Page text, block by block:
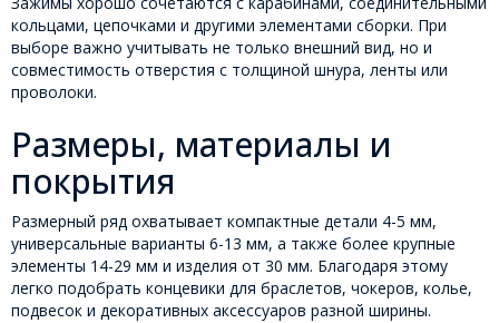
кольцами, цепочками и другими элементами сборки. При
выборе важно учитывать не только внешний вид, но и
совместимость отверстия с толщиной шнура, ленты или
проволоки.
Размеры, материалы и
покрытия
Размерный ряд охватывает компактные детали 4-5 мм,
универсальные варианты 6-13 мм, а также более крупные
элементы 14-29 мм и изделия от 30 мм. Благодаря этому
легко подобрать концевики для браслетов, чокеров, колье,
подвесок и декоративных аксессуаров разной ширины.